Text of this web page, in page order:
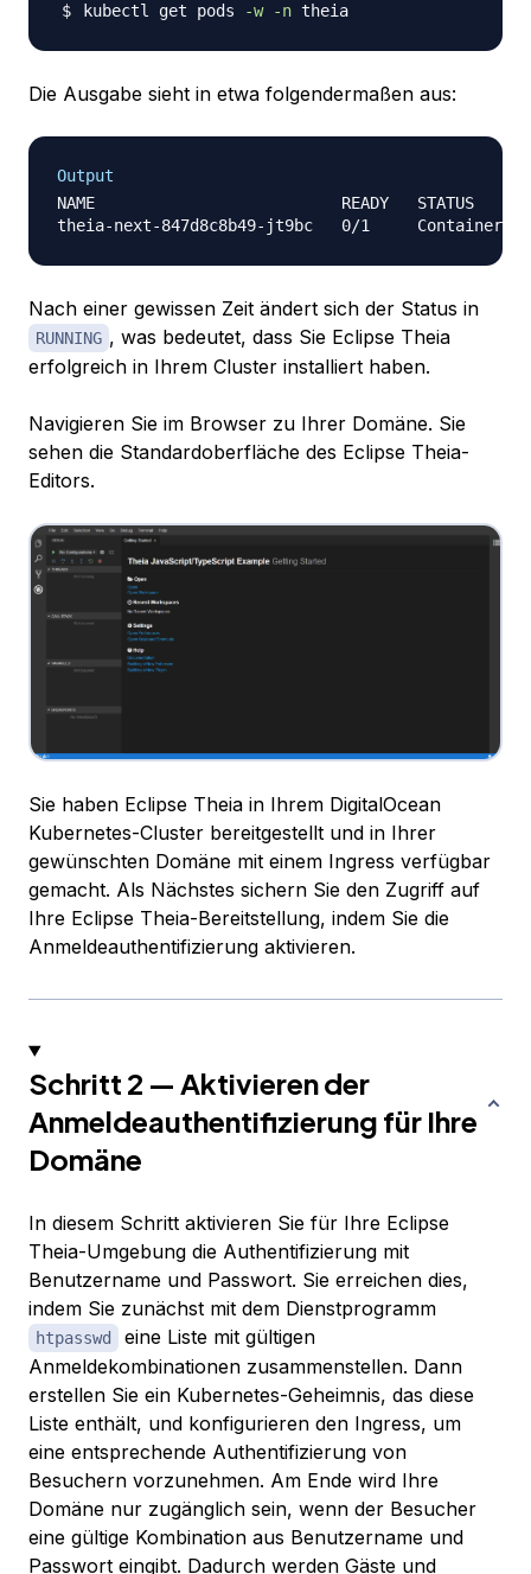
kubectl get pods -w -n
Die Ausgabe sieht in etwa folgendermaßen aus:
Output
NAME                          READY   STATUS
Nach einer gewissen Zeit ändert sich der Status in
RUNNING , was bedeutet, dass Sie Eclipse Theia
erfolgreich in Ihrem Cluster installiert haben.
Navigieren Sie im Browser zu Ihrer Domäne. Sie
sehen die Standardoberfläche des Eclipse Theia-
Editors.
Sie haben Eclipse Theia in Ihrem DigitalOcean
Kubernetes-Cluster bereitgestellt und in Ihrer
gewünschten Domäne mit einem Ingress verfügbar
gemacht. Als Nächstes sichern Sie den Zugriff auf
Ihre Eclipse Theia-Bereitstellung, indem Sie die
Anmeldeauthentifizierung aktivieren.
Schritt 2 — Aktivieren der
Anmeldeauthentifizierung für Ihre
Domäne
In diesem Schritt aktivieren Sie für Ihre Eclipse
Theia-Umgebung die Authentifizierung mit
Benutzername und Passwort. Sie erreichen dies,
indem Sie zunächst mit dem Dienstprogramm
htpasswd
eine Liste mit gültigen
Anmeldekombinationen zusammenstellen. Dann
erstellen Sie ein Kubernetes-Geheimnis, das diese
Liste enthält, und konfigurieren den Ingress, um
eine entsprechende Authentifizierung von
Besuchern vorzunehmen. Am Ende wird Ihre
Domäne nur zugänglich sein, wenn der Besucher
eine gültige Kombination aus Benutzername und
Passwort eingibt. Dadurch werden Gäste und